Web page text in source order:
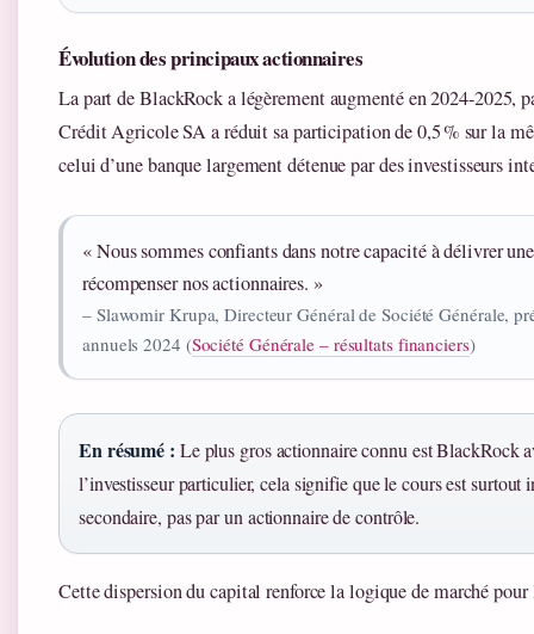
Évolution des principaux actionnaires
La part de BlackRock a légèrement augmenté en 2024-2025,
Crédit Agricole SA a réduit sa participation de 0,5 % sur la
celui d’une banque largement détenue par des investisseurs
« Nous sommes confiants dans notre capacité à délivrer
récompenser nos actionnaires. »
– Slawomir Krupa, Directeur Général de Société Générale,
annuels 2024 (Société Générale – résultats financiers)
En résumé : Le plus gros actionnaire connu est BlackRock
l’investisseur particulier, cela signifie que le cours est surtout
secondaire, pas par un actionnaire de contrôle.
Cette dispersion du capital renforce la logique de marché pour